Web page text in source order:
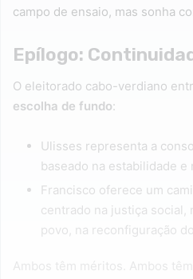
campo de ensaio, mas sonha
Epílogo:
O eleitorado cabo-verdiano
escolha de fundo:
Ulisses representa a
baseado na estabilidade
Francisco oferece um
centrado na justiça social,
povo, na reconfiguração